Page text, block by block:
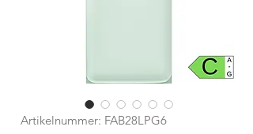
Artikelnummer: FAB28LPG6